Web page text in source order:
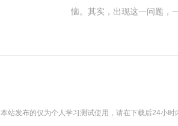
恼。其实，出现这一问题，
本站发布的仅为个人学习测试使用，请在下载后24小